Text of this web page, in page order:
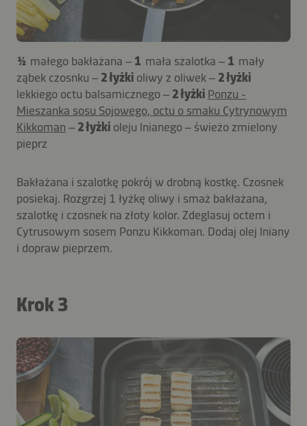
½ małego bakłażana – 1 mała szalotka – 1 mały
ząbek czosnku – 2 łyżki oliwy z oliwek – 2 łyżki
lekkiego octu balsamicznego – 2 łyżki Ponzu -
Mieszanka sosu Sojowego, octu o smaku Cytrynowym
Kikkoman – 2 łyżki oleju lnianego – świeżo zmielony
pieprz
Bakłażana i szalotkę pokrój w drobną kostkę. Czosnek
posiekaj. Rozgrzej 1 łyżkę oliwy i smaż bakłażana,
szalotkę i czosnek na złoty kolor. Zdeglasuj octem i
Cytrusowym sosem Ponzu Kikkoman. Dodaj olej lniany
i dopraw pieprzem.
Krok 3